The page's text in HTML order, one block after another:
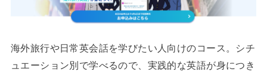
海外旅行や日常英会話を学びたい人向けのコース。シチ
ュエーション別で学べるので、実践的な英語が身につき